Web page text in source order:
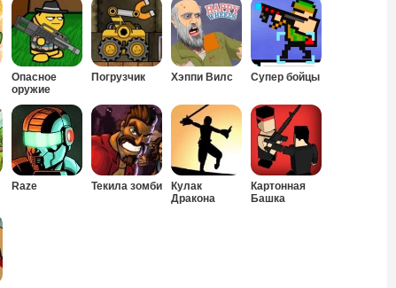
Опасное
оружие
Погрузчик Хэппи Вилс Супер бойцы
Raze Текила зомби
Кулак
Дракона
Картонная
Башка